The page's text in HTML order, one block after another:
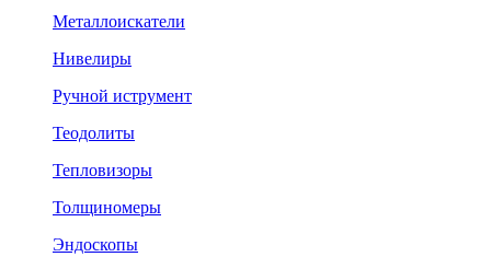
Металлоискатели
Нивелиры
Ручной иструмент
Теодолиты
Тепловизоры
Толщиномеры
Эндоскопы